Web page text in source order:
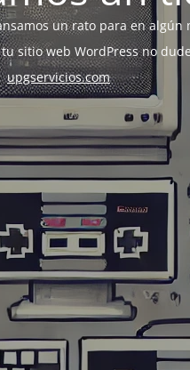
un rato para en algún
sitio web WordPress no
upgservicios.com